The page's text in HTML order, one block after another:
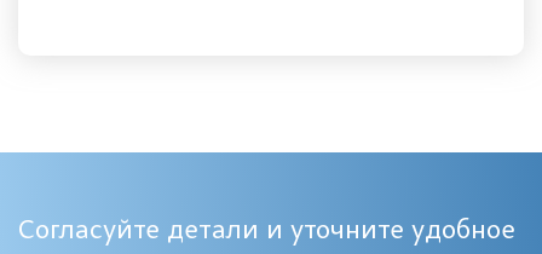
Согласуйте детали и уточните удобное